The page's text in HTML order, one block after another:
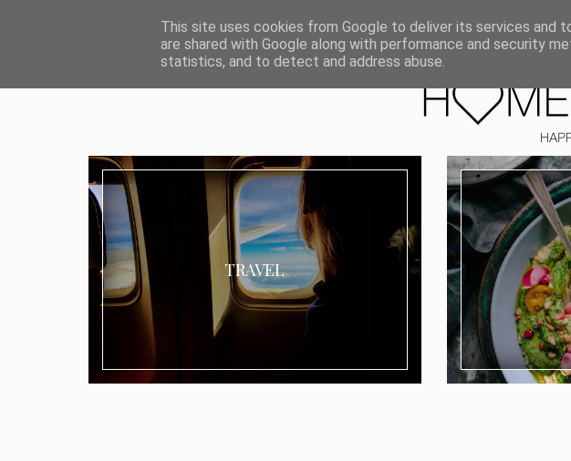
ABOUT I MEDIA & PR IMPRESSUM DATENSCHUTZ KATEGORIEN
TRAVEL
This site uses cookies from Google to deliver its services and
are shared with Google along with performance and security
statistics, and to detect and address abuse.